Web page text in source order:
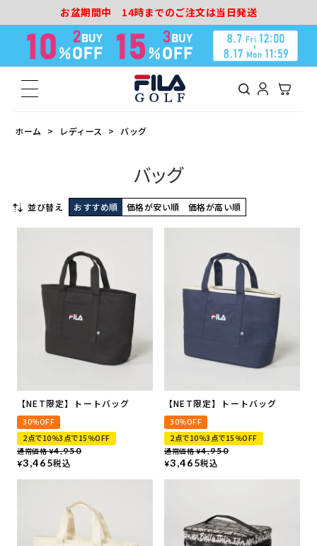
お盆期間中 14時までのご注文は当日発送
ホーム レディース バッグ
バッグ
並び替え おすすめ順 価格が安い順 価格が高い順
【NET限定】トートバッグ
30％OFF
2点で10％3点で15％OFF
通常価格 ¥4,950
¥3,465税込
【NET限定】トートバッグ
30％OFF
2点で10％3点で15％OFF
通常価格 ¥4,950
¥3,465税込